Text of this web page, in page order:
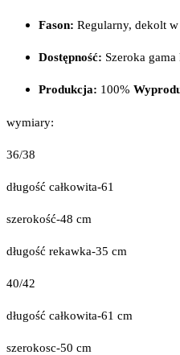
Fason: Regularny, dekolt
Dostępność: Szeroka
Produkcja: 100%
wymiary:
36/38
długość całkowita-61
szerokość-48 cm
długość rekawka-35 cm
40/42
długość całkowita-61 cm
szerokosc-50 cm